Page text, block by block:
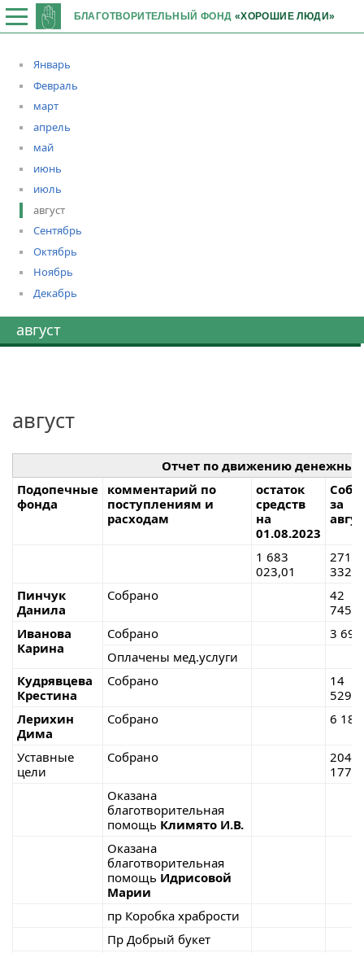
БЛАГОТВОРИТЕЛЬНЫЙ ФОНД «ХОРОШИЕ ЛЮДИ»
Январь
Февраль
март
апрель
май
июнь
июль
август
Сентябрь
Октябрь
Ноябрь
Декабрь
август
август
Отчет по движению денежных
Подопечные
фонда
комментарий по
поступлениям и
расходам
остаток
средств
на
01.08.2023
за
1 683
023,01
271
Пинчук
Данила
Собрано
42
Иванова
Карина
Собрано
3
Оплачены мед.услуги
Кудрявцева
Крестина
Собрано
14
Лерихин
Дима
Собрано 6
Уставные
цели
Собрано
204
Оказана
благотворительная
помощь Климято И.В.
Оказана
благотворительная
помощь Идрисовой
Марии
пр Коробка храбрости
Пр Добрый букет